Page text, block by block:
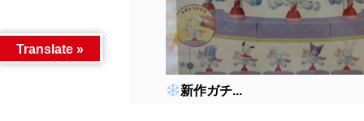
新作ガチ...
Translate »